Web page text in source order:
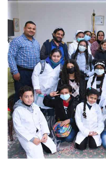
الأنظمة الذكية
الإعلام
تواصل معنا
الطلاب
هيئة التدريس
الدراسات العليا